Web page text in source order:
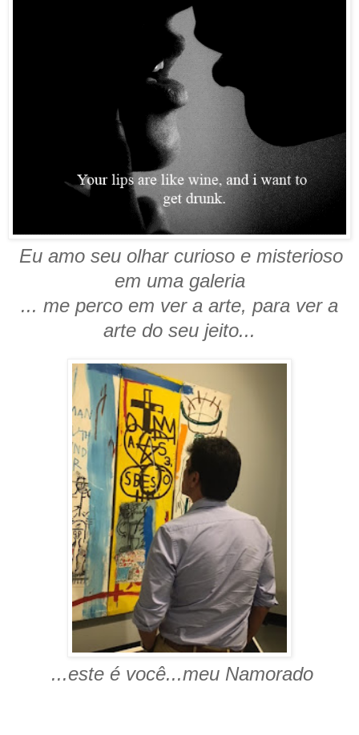
Eu amo seu olhar curioso e misterioso
em uma galeria
... me perco em ver a arte, para ver a
arte do seu jeito...
...este é você...meu Namorado